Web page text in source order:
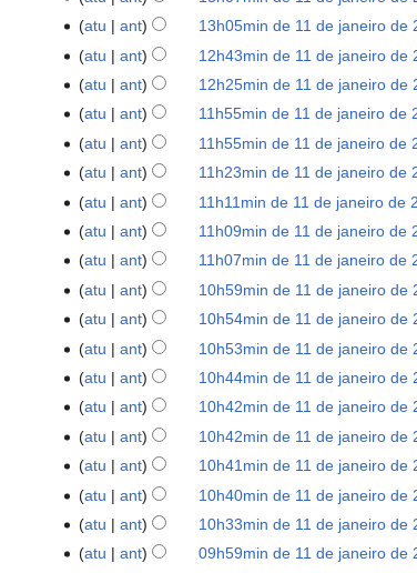
ã
o
ç
ã
o
ç
ã
o
o
d
e
e
d
ç
ã
o
o
d
e
e
d
ç
ã
o
s
u
o
d
e
e
d
ç
ã
o
2017m
r
e
s
u
o
d
e
e
d
ç
ã
o
m
r
e
s
u
o
d
e
e
d
ç
ã
o
S
m
r
e
s
u
o
d
e
e
d
ç
ã
o
atu
ant 13h05min de 11 de janeiro de
S
m
r
e
s
u
o
d
e
e
d
ç
ã
o
atu
ant 12h43min de 11 de janeiro de
atu
ant 12h25min de 11 de janeiro de
atu
ant 11h55min de 11 de janeiro de
S
m
r
e
s
u
o
d
e
e
d
ç
ã
o
atu
ant 11h55min de 11 de janeiro de
S
m
r
e
s
u
o
d
e
e
d
ç
ã
o
atu
ant 11h23min de 11 de janeiro de
S
m
r
e
s
u
o
d
e
e
d
ç
ã
atu
ant 11h11min de 11 de janeiro de
S
m
r
e
s
u
o
d
e
e
d
ç
atu ant 11h09min de 11 de janeiro de
S
m
r
e
s
u
o
d
e
e
d
atu ant 11h07min de 11 de janeiro de
S
m
r
e
s
u
o
d
e
e
atu
ant 10h59min de 11 de janeiro de
S
m
r
e
s
u
o
d
e
atu
ant 10h54min de 11 de janeiro de
S
m
r
e
s
u
o
d
atu
ant 10h53min de 11 de janeiro de
S
m
r
e
s
u
o
atu
ant 10h44min de 11 de janeiro de
S
m
r
e
s
u
atu
ant 10h42min de 11 de janeiro de
S
m
r
e
s
atu
ant 10h42min de 11 de janeiro de
S
m
r
e
atu
ant 10h41min de 11 de janeiro de
S
m
r
atu
ant 10h40min de 11 de janeiro de
S
m
atu
ant 10h33min de 11 de janeiro de
atu
ant 09h59min de 11 de janeiro de